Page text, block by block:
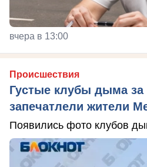
вчера в 13:00
Происшествия
Густые клубы дыма за
запечатлели жители
Появились фото клубов